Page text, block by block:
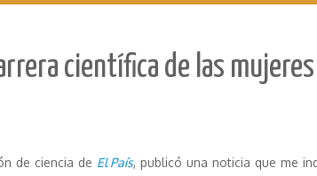
científica de las mujeres
de ciencia de El País, publicó una noticia que me